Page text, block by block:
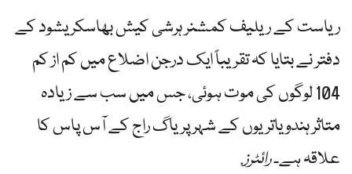
ریاست کے ریلیف کمشنر ہرشی کیش بھاسکر یشود کے
دفتر نے بتایا کہ تقریباً ایک درجن اضلاع میں کم از کم
104 لوگوں کی موت ہوئی، جس میں سب سے زیادہ
متاثر ہندو یاتریوں کے شہر پریاگ راج کے آس پاس کا
علاقہ ہے۔رائٹرز.